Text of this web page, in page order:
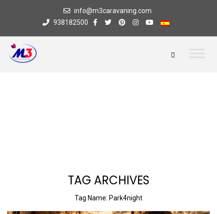
info@m3caravaning.com
938182500
TAG ARCHIVES
Tag Name: Park4night